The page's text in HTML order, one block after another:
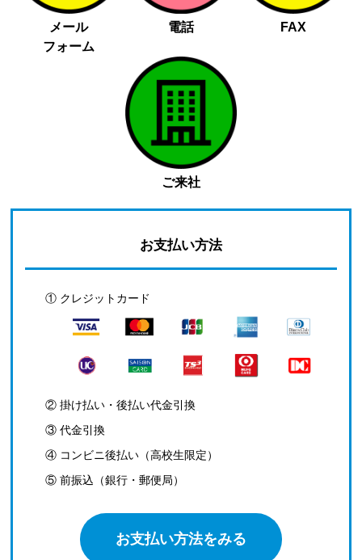
メール
フォーム
電話 FAX
ご来社
お支払い方法
① クレジットカード
② 掛け払い・後払い代金引換
③ 代金引換
④ コンビニ後払い（高校生限定）
⑤ 前振込（銀行・郵便局）
お支払い方法をみる